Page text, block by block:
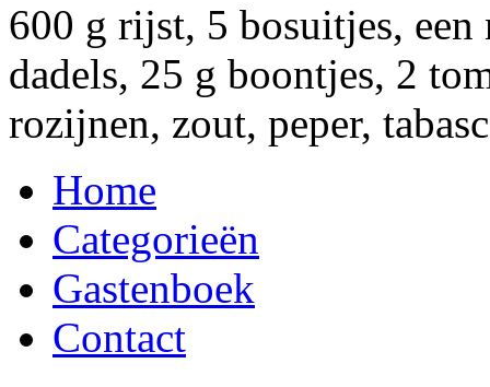
600 g rijst, 5 bosuitjes,
dadels, 25 g boontjes, 2
rozijnen, zout, peper,
Home
Categorieën
Gastenboek
Contact